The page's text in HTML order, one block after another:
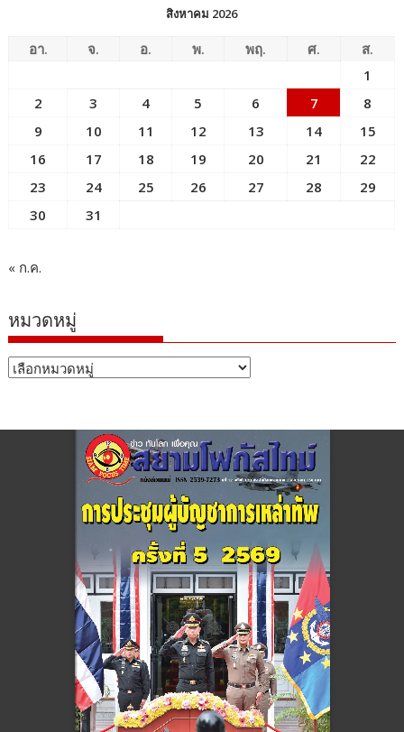
สิงหาคม 2026
อา. จ. อ. พ. พฤ. ศ.
ส.
1
2
3 4 5 6 7
8
9
10 11 12 13 14
15
16
17 18 19 20 21
22
23
24 25 26 27 28
29
30
31
« ก.ค.
หมวดหมู่
หมวด